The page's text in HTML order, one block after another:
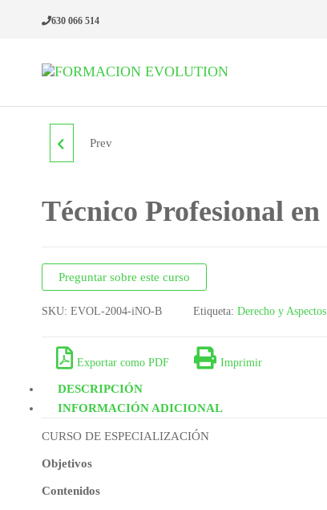
630 066 514
MEDIACIÓN LABORAL
Prev
Técnico Profesional
Preguntar sobre este curso
SKU: EVOL-2004-iNO-B Etiqueta: Derecho y
Exportar como PDF Imprimir
DESCRIPCIÓN
INFORMACIÓN ADICIONAL
CURSO DE ESPECIALIZACIÓN
Objetivos
Contenidos